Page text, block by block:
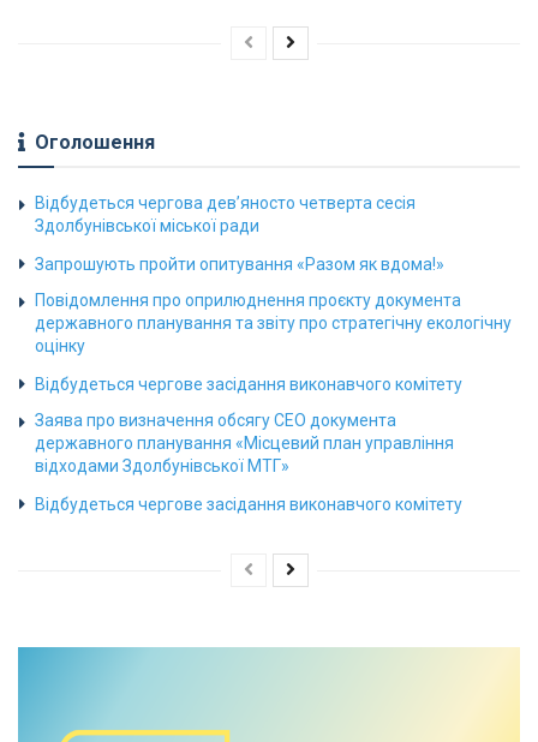
Оголошення
Відбудеться чергова дев’яносто четверта сесія
Здолбунівської міської ради
Запрошують пройти опитування «Разом як вдома!»
Повідомлення про оприлюднення проєкту документа
державного планування та звіту про стратегічну екологічну
оцінку
Відбудеться чергове засідання виконавчого комітету
Заява про визначення обсягу СЕО документа
державного планування «Місцевий план управління
відходами Здолбунівської МТГ»
Відбудеться чергове засідання виконавчого комітету